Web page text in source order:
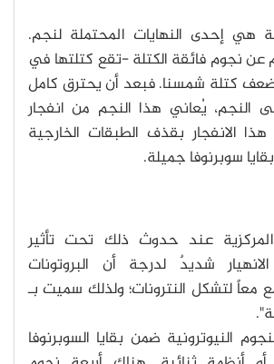
هي إحدى النهايات المحتملة لنجم.
عن نجوم فائقة الكتلة -تقع كتلتها في
بين 4 و8 ضعف كتلة شمسنا. فبعد أن يحترق كامل
النجم، يُعاني هذا النجم من انفجار
هذا الانفجار بقذف الطبقات الخارجية
سوبرنوفا جميلة.
عند حدوث ذلك تحت تأثير
شديدٌ لدرجة أن البروتونات
معاً لتشكل النترونات؛ ولذلك سميت بـ
النيوترونية ضمن بقايا السوبرنوفا